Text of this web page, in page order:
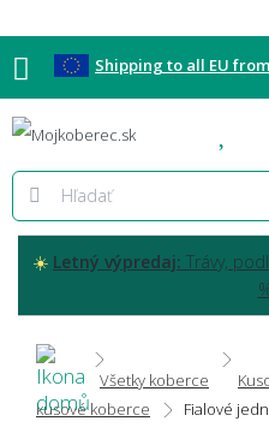
Shipping to all EU
Blog
☀️ Letný výpredaj: Trávy,
Všetky koberce
kusové koberce
Fialové